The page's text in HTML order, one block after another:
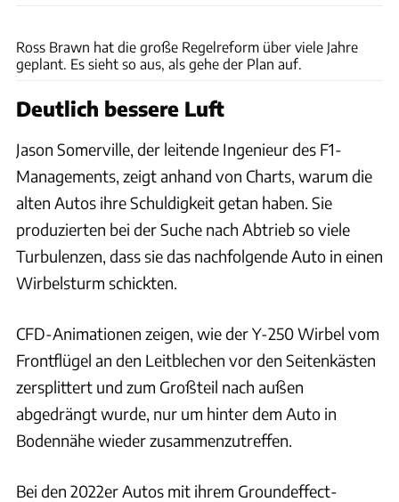
Ross Brawn hat die große Regelreform über viele Jahre
geplant. Es sieht so aus, als gehe der Plan auf.
Deutlich bessere Luft
Jason Somerville, der leitende Ingenieur des F1-
Managements, zeigt anhand von Charts, warum die
alten Autos ihre Schuldigkeit getan haben. Sie
produzierten bei der Suche nach Abtrieb so viele
Turbulenzen, dass sie das nachfolgende Auto in einen
Wirbelsturm schickten.
CFD-Animationen zeigen, wie der Y-250 Wirbel vom
Frontflügel an den Leitblechen vor den Seitenkästen
zersplittert und zum Großteil nach außen
abgedrängt wurde, nur um hinter dem Auto in
Bodennähe wieder zusammenzutreffen.
Bei den 2022er Autos mit ihrem Groundeffect-